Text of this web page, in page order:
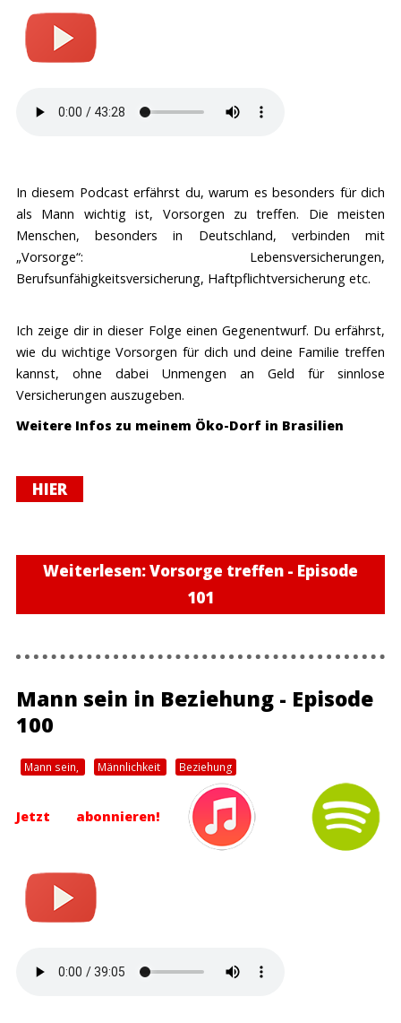
Mein Geschenk an dich
Wenn dir mein Podcast gefällt, dann hilf mir, ihn auch für
andere Männer bekannt zu machen. Es gibt noch sehr
Ich habe als Dankeschön exklusiv ein Kapitel aus meinem
Was du dafür tun musst?
Abonniere den Podcast auf ITunes
Schreibe eine Rezension- aber Achtung: Ich
Absender nicht zurückverfolgen kann.
Teile den Podcast mit mindestens einem Freund!
Gerne kannst du den Podcast auch auf Spotify, YouTube,
Eine genaue Anleitung zum Abonnieren
von Podcasts findest du hier
In diesem Podcast erfährst du, warum es besonders für dich
als Mann wichtig ist, Vorsorgen zu treffen. Die meisten
Menschen, besonders in Deutschland, verbinden mit
„Vorsorge“: Lebensversicherungen,
Berufsunfähigkeitsversicherung, Haftpflichtversicherung etc.
Ich zeige dir in dieser Folge einen Gegenentwurf. Du erfährst,
wie du wichtige Vorsorgen für dich und deine Familie treffen
kannst, ohne dabei Unmengen an Geld für sinnlose
Versicherungen auszugeben.
Weitere Infos zu meinem Öko-Dorf in Brasilien
HIER
Weiterlesen: Vorsorge treffen - Episode
101
Mann sein in Beziehung - Episode
100
Mann sein, Männlichkeit Beziehung
Jetzt abonnieren!